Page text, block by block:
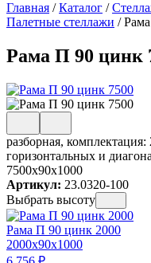
Главная /Каталог /
Палетные стеллажи /
Рама П 90 цинк
разборная,
горизонтальных и
7500x90x1000
Артикул: 23.0320-100
Выбрать высоту
Рама П 90 цинк 2000
2000x90x1000